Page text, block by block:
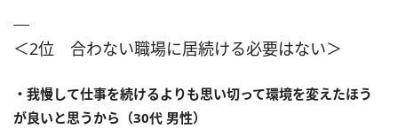
＜2位 合わない職場に居続ける必要はない＞
・我慢して仕事を続けるよりも思い切って環境を変えたほう
が良いと思うから（30代 男性）